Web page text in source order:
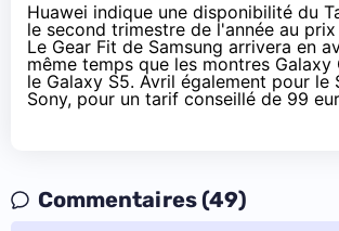
Huawei indique une disponibilité du
le second trimestre de l'année au
Le Gear Fit de Samsung arrivera en
même temps que les montres Galaxy
le Galaxy S5. Avril également pour le
Sony, pour un tarif conseillé de 99
Commentaires (49)